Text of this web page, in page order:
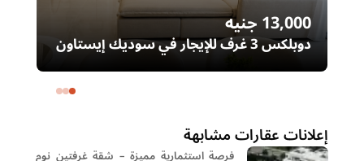
13,000جنيه
دوبلكس 3 غرف للإيجار في سوديك إيستاون
– التجمع الخامس | غرفة ناني
إعلانات عقارات مشابهة
فرصة استثمارية مميزة – شقة غرفتين نوم